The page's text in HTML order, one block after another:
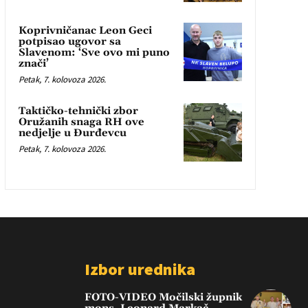
Koprivničanac Leon Geci
potpisao ugovor sa
Slavenom: ‘Sve ovo mi puno
znači’
Petak, 7. kolovoza 2026.
Taktičko-tehnički zbor
Oružanih snaga RH ove
nedjelje u Đurđevcu
Petak, 7. kolovoza 2026.
Izbor urednika
FOTO-VIDEO Močilski župnik